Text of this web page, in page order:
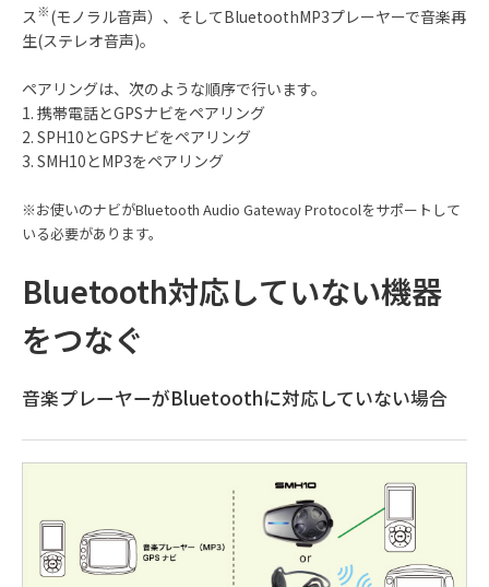
ス※(モノラル音声）、そしてBluetoothMP3プレーヤーで音楽再
生(ステレオ音声)。
ペアリングは、次のような順序で行います。
1. 携帯電話とGPSナビをペアリング
2. SPH10とGPSナビをペアリング
3. SMH10とMP3をペアリング
※お使いのナビがBluetooth Audio Gateway Protocolをサポートして
いる必要があります。
Bluetooth対応していない機器
をつなぐ
音楽プレーヤーがBluetoothに対応していない場合